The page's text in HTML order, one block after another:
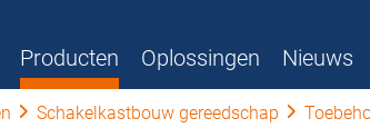
Producten Oplossingen Nieuws
Schakelkastbouw gereedschap